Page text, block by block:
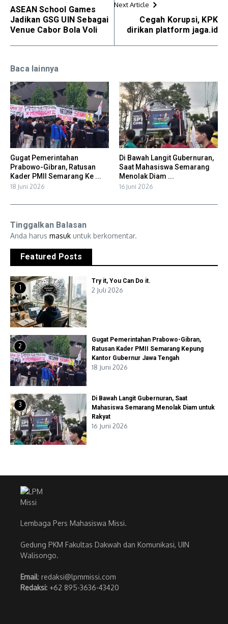
ASEAN School Games
Jadikan GSG UIN Sebagai
Venue Cabor Bola Voli
Next Article
Cegah Korupsi, KPK
dirikan platform jaga.id
Baca lainnya
Gugat Pemerintahan
Prabowo-Gibran, Ratusan
Kader PMII Semarang Ke ...
18 Juni 2026
Di Bawah Langit Gubernuran,
Saat Mahasiswa Semarang
Menolak Diam ...
16 Juni 2026
Tinggalkan Balasan
Anda harus masuk untuk berkomentar.
Featured Posts
1
Try it, You Can Do it.
2 Juli 2026
2
Gugat Pemerintahan Prabowo-Gibran,
Ratusan Kader PMII Semarang Kepung
Kantor Gubernur Jawa Tengah
18 Juni 2026
3
Di Bawah Langit Gubernuran, Saat
Mahasiswa Semarang Menolak Diam untuk
Rakyat
16 Juni 2026
Lembaga Pers Mahasiswa Missi.
Gedung PKM Fakultas Dakwah dan Komunikasi, UIN
Walisongo.
Email: redaksi@lpmmissi.com
Redaksi: +62 895-3636-43420